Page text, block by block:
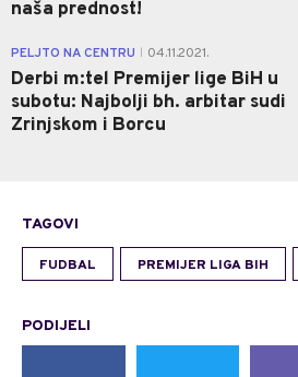
naša prednost!
PELJTO NA CENTRU 04.11.2021.
Derbi m:tel Premijer lige BiH u
subotu: Najbolji bh. arbitar sudi
Zrinjskom i Borcu
TAGOVI
FUDBAL PREMIJER LIGA BIH
PODIJELI